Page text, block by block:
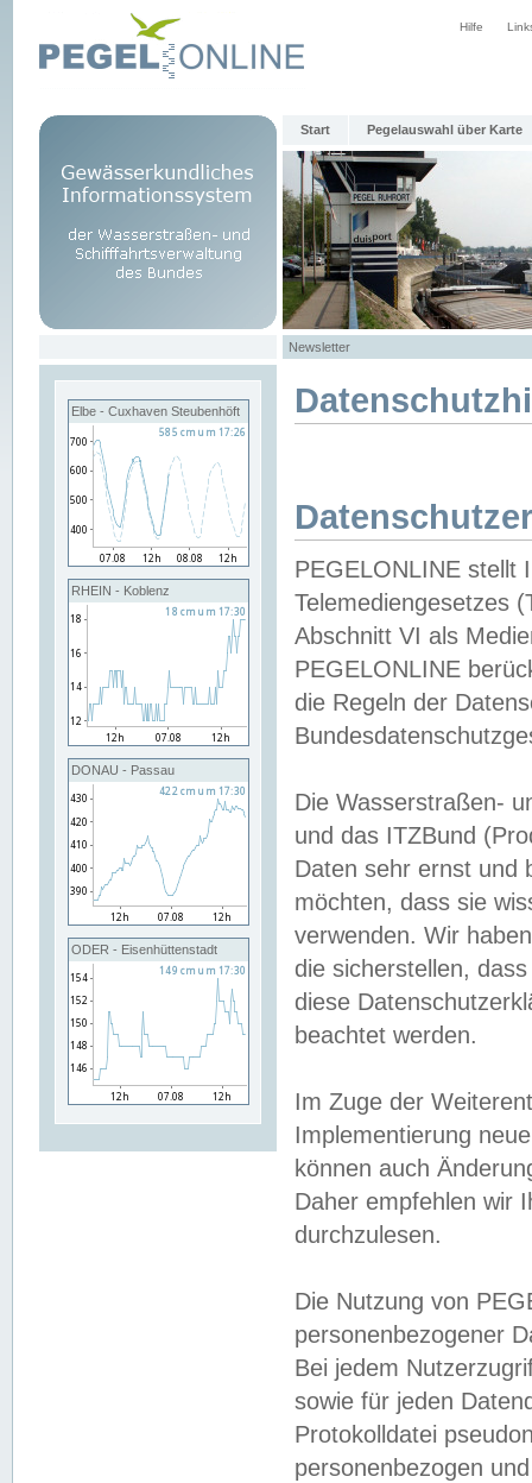
Hilfe
Start Pegelauswahl über Karte
Newsletter
Elbe - Cuxhaven Steubenhöft
RHEIN - Koblenz
DONAU - Passau
ODER - Eisenhüttenstadt
PEGELONLINE stellt
Telemediengesetzes
Abschnitt VI als
PEGELONLINE
die Regeln der
Die Wasserstraßen-
und das ITZBund
Daten sehr ernst und
möchten, dass sie
verwenden. Wir
die sicherstellen,
diese
beachtet werden.
Im Zuge der
Implementierung
können auch
Daher empfehlen wir
durchzulesen.
Die Nutzung von
personenbezogener
Bei jedem
sowie für jeden
Protokolldatei
personenbezogen